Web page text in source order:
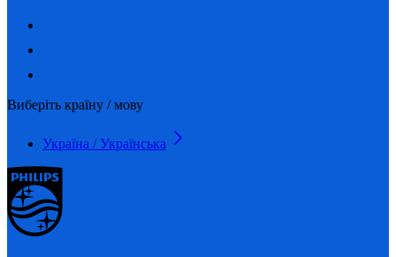
Виберіть країну / мову
Україна / Українська